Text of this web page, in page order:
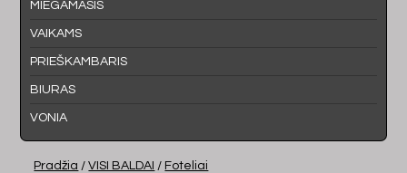
MIEGAMASIS
VAIKAMS
PRIEŠKAMBARIS
BIURAS
VONIA
Pradžia /VISI BALDAI / Foteliai